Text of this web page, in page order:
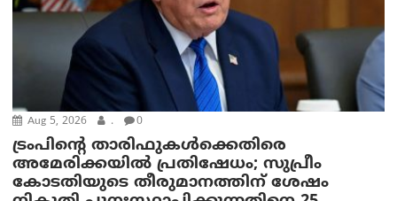
Aug 5, 2026 . 0
ട്രംപിന്റെ താരിഫുകൾക്കെതിരെ
അമേരിക്കയില്‍ പ്രതിഷേധം; സുപ്രീം
കോടതിയുടെ തീരുമാനത്തിന് ശേഷം